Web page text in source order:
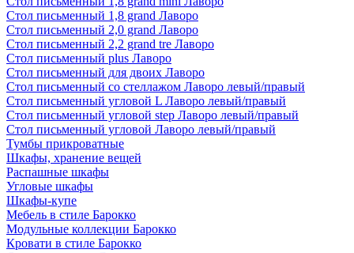
Стол письменный 1,8 grand Лаворо
Стол письменный 2,0 grand Лаворо
Стол письменный 2,2 grand tre Лаворо
Стол письменный plus Лаворо
Стол письменный для двоих Лаворо
Стол письменный со стеллажом Лаворо левый/правый
Стол письменный угловой L Лаворо левый/правый
Стол письменный угловой step Лаворо левый/правый
Стол письменный угловой Лаворо левый/правый
Тумбы прикроватные
Шкафы, хранение вещей
Распашные шкафы
Угловые шкафы
Шкафы-купе
Мебель в стиле Барокко
Модульные коллекции Барокко
Кровати в стиле Барокко